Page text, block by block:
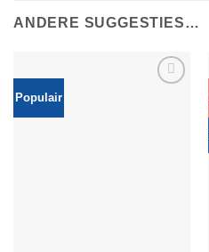
ANDERE SUGGESTIES…
Populair